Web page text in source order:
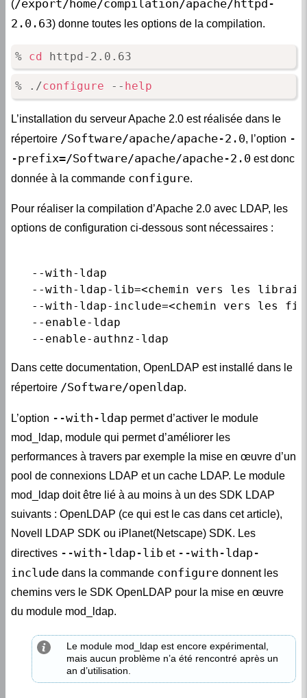
(/export/home/compilation/apache/httpd-
2.0.63) donne toutes les options de la compilation.
% cd httpd-2.0.63
% ./configure -- help
L’installation du serveur Apache 2.0 est réalisée dans le
répertoire /Software/apache/apache-2.0, l’option -
-prefix=/Software/apache/apache-2.0 est donc
donnée à la commande configure.
Pour réaliser la compilation d’Apache 2.0 avec LDAP, les
options de configuration ci-dessous sont nécessaires :
   --with-ldap
--with-ldap-lib=<chemin vers les
--with-ldap-include=<chemin vers les
   --enable-ldap
Dans cette documentation, OpenLDAP est installé dans le
répertoire /Software/openldap.
L’option --with-ldap permet d’activer le module
mod_ldap, module qui permet d’améliorer les
performances à travers par exemple la mise en œuvre d’un
pool de connexions LDAP et un cache LDAP. Le module
mod_ldap doit être lié à au moins à un des SDK LDAP
suivants : OpenLDAP (ce qui est le cas dans cet article),
Novell LDAP SDK ou iPlanet(Netscape) SDK. Les
directives --with-ldap-lib et --with-ldap-
include dans la commande configure donnent les
chemins vers le SDK OpenLDAP pour la mise en œuvre
du module mod_ldap.
Le module mod_ldap est encore expérimental,
mais aucun problème n’a été rencontré après un
an d’utilisation.